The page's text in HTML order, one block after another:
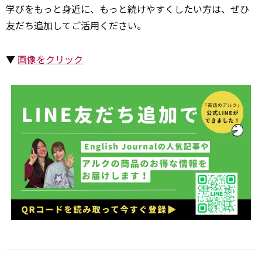
学びをもっと身近に、もっと続けやすくしたい方は、ぜひ
友だち追加してご活用ください。
▼画像をクリック